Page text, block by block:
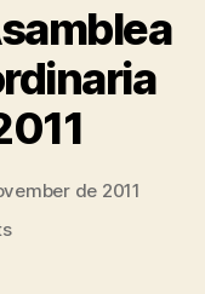
de 2011
on